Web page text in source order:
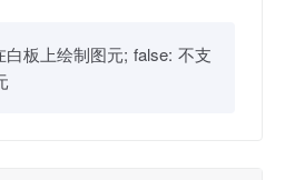
白板上绘制图元; false: 不支